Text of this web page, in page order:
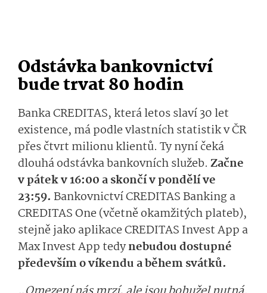
Odstávka bankovnictví
bude trvat 80 hodin
Banka CREDITAS, která letos slaví 30 let
existence, má podle vlastních statistik v ČR
přes čtvrt milionu klientů. Ty nyní čeká
dlouhá odstávka bankovních služeb. Začne
v pátek v 16:00 a skončí v pondělí ve
23:59. Bankovnictví CREDITAS Banking a
CREDITAS One (včetně okamžitých plateb),
stejně jako aplikace CREDITAS Invest App a
Max Invest App tedynebudou dostupné
především o víkendu a během svátků.